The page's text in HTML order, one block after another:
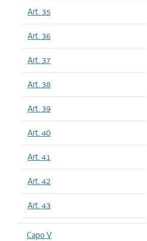
Art. 35
Art. 36
Art. 37
Art. 38
Art. 39
Art. 40
Art. 41
Art. 42
Art. 43
Capo V